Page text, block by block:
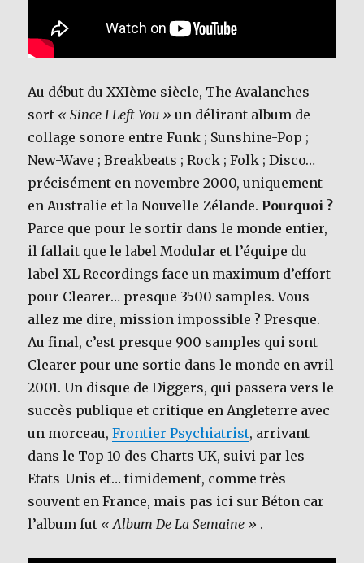
Au début du XXIème siècle, The Avalanches
sort « Since I Left You » un délirant album de
collage sonore entre Funk ; Sunshine-Pop ;
New-Wave ; Breakbeats ; Rock ; Folk ; Disco…
précisément en novembre 2000, uniquement
en Australie et la Nouvelle-Zélande. Pourquoi ?
Parce que pour le sortir dans le monde entier,
il fallait que le label Modular et l’équipe du
label XL Recordings face un maximum d’effort
pour Clearer… presque 3500 samples. Vous
allez me dire, mission impossible ? Presque.
Au final, c’est presque 900 samples qui sont
Clearer pour une sortie dans le monde en avril
2001. Un disque de Diggers, qui passera vers le
succès publique et critique en Angleterre avec
un morceau,Frontier Psychiatrist, arrivant
dans le Top 10 des Charts UK, suivi par les
Etats-Unis et… timidement, comme très
souvent en France, mais pas ici sur Béton car
l’album fut « Album De La Semaine » .